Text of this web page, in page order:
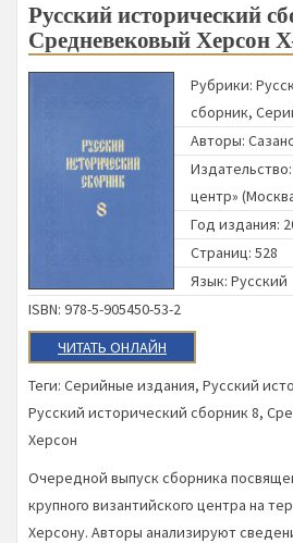
Русский исторический
Средневековый Херсон
Рубрики:
сборник,
Авторы:
Издательство:
центр»
Год издания:
Страниц: 528
Язык: Русский
ISBN: 978-5-905450-53-2
ЧИТАТЬ ОНЛАЙН
Теги: Серийные издания, Русский
Русский исторический сборник 8,
Херсон
Очередной выпуск сборника
крупного византийского центра на
Херсону. Авторы анализируют